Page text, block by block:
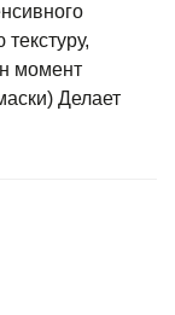
момент
Делает